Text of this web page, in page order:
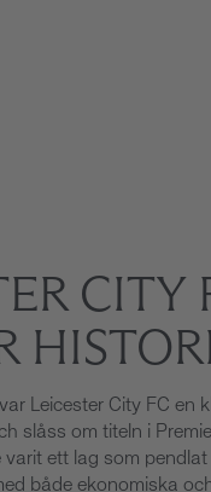
CITY
Leicester City FC en
slåss om titeln i
ett lag som pendlat
både ekonomiska